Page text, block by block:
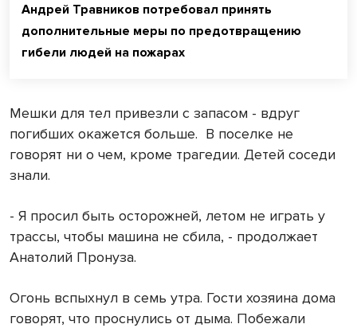
Андрей Травников потребовал принять
дополнительные меры по предотвращению
гибели людей на пожарах
Мешки для тел привезли с запасом - вдруг
погибших окажется больше. В поселке не
говорят ни о чем, кроме трагедии. Детей соседи
знали.
- Я просил быть осторожней, летом не играть у
трассы, чтобы машина не сбила, - продолжает
Анатолий Пронуза.
Огонь вспыхнул в семь утра. Гости хозяина дома
говорят, что проснулись от дыма. Побежали